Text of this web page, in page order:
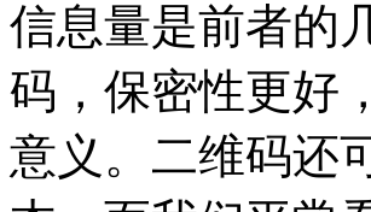
信息量是前者的
码，保密性更好
意义。二维码还